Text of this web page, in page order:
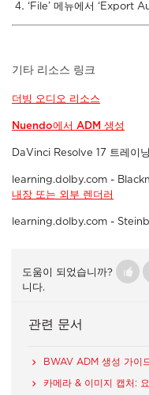
‘File’ 메뉴에서 ‘Export
기타 리소스 링크
더빙 오디오 리소스
Nuendo에서 ADM 생성
DaVinci Resolve 17 트레이
learning.dolby.com -
내장 또는 외부 렌더러
learning.dolby.com -
도움이 되었습니까?
니다.
관련 문서
BWAV ADM 생성 가이
카메라 & 이미지 캡처: